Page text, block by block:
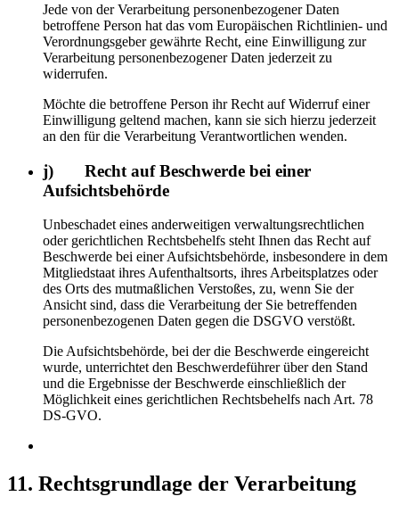
Jede von der Verarbeitung personenbezogener Daten
betroffene Person hat das vom Europäischen Richtlinien- und
Verordnungsgeber gewährte Recht, eine Einwilligung zur
Verarbeitung personenbezogener Daten jederzeit zu
widerrufen.
Möchte die betroffene Person ihr Recht auf Widerruf einer
Einwilligung geltend machen, kann sie sich hierzu jederzeit
an den für die Verarbeitung Verantwortlichen wenden.
j) Recht auf Beschwerde bei einer
Aufsichtsbehörde
Unbeschadet eines anderweitigen verwaltungsrechtlichen
oder gerichtlichen Rechtsbehelfs steht Ihnen das Recht auf
Beschwerde bei einer Aufsichtsbehörde, insbesondere in dem
Mitgliedstaat ihres Aufenthaltsorts, ihres Arbeitsplatzes oder
des Orts des mutmaßlichen Verstoßes, zu, wenn Sie der
Ansicht sind, dass die Verarbeitung der Sie betreffenden
personenbezogenen Daten gegen die DSGVO verstößt.
Die Aufsichtsbehörde, bei der die Beschwerde eingereicht
wurde, unterrichtet den Beschwerdeführer über den Stand
und die Ergebnisse der Beschwerde einschließlich der
Möglichkeit eines gerichtlichen Rechtsbehelfs nach Art. 78
DS-GVO.
11. Rechtsgrundlage der Verarbeitung